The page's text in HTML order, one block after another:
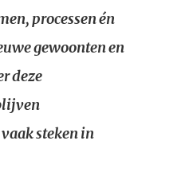
processen én
gewoonten en
deze
steken in